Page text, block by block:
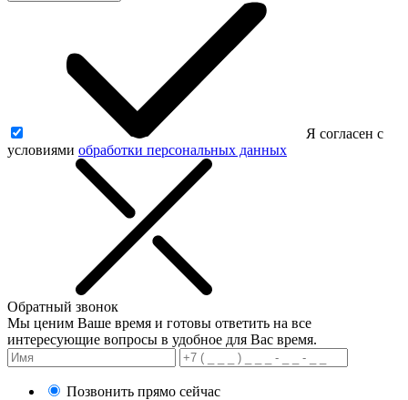
Я согласен с
условиями обработки персональных данных
Обратный звонок
Мы ценим Ваше время и готовы ответить на все
интересующие вопросы в удобное для Вас время.
Позвонить прямо сейчас